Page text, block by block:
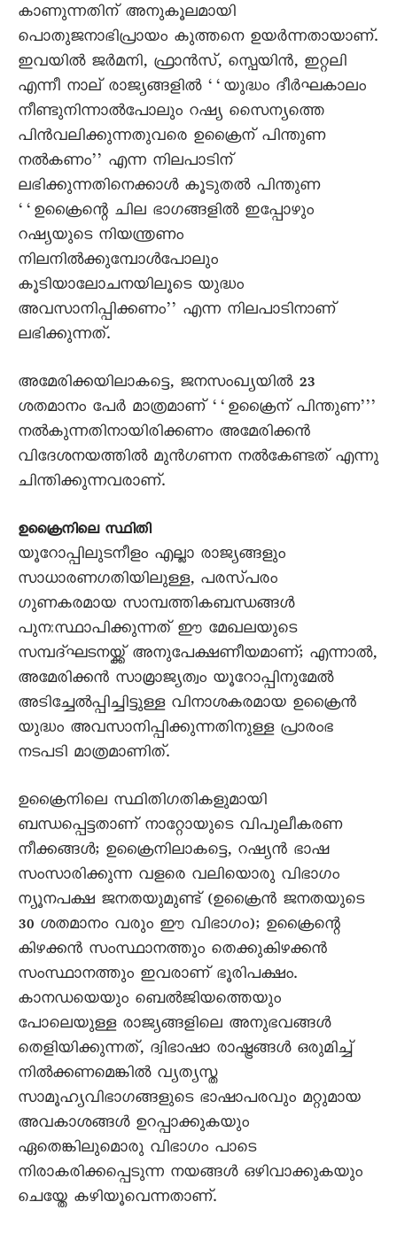
കാണുന്നതിന് അനുകൂലമായി
പൊതുജനാഭിപ്രായം കുത്തനെ ഉയർന്നതായാണ്.
ഇവയിൽ ജർമനി, ഫ്രാൻസ്, സ്പെയിൻ, ഇറ്റലി
എന്നീ നാല് രാജ്യങ്ങളിൽ ‘‘യുദ്ധം ദീർഘകാലം
നീണ്ടുനിന്നാൽപോലും റഷ്യ സെെന്യത്തെ
പിൻവലിക്കുന്നതുവരെ ഉക്രൈന് പിന്തുണ
നൽകണം’’ എന്ന നിലപാടിന്
ലഭിക്കുന്നതിനെക്കാൾ കൂടുതൽ പിന്തുണ
‘‘ഉക്രൈന്റെ ചില ഭാഗങ്ങളിൽ ഇപ്പോഴും
റഷ്യയുടെ നിയന്ത്രണം
നിലനിൽക്കുമ്പോൾപോലും
കൂടിയാലോചനയിലൂടെ യുദ്ധം
അവസാനിപ്പിക്കണം’’ എന്ന നിലപാടിനാണ്
ലഭിക്കുന്നത്.
അമേരിക്കയിലാകട്ടെ, ജനസംഖ്യയിൽ 23
ശതമാനം പേർ മാത്രമാണ് ‘‘ഉക്രൈന് പിന്തുണ’’’
നൽകുന്നതിനായിരിക്കണം അമേരിക്കൻ
വിദേശനയത്തിൽ മുൻഗണന നൽകേണ്ടത് എന്നു
ചിന്തിക്കുന്നവരാണ്.
ഉക്രൈനിലെ സ്ഥിതി
യൂറോപ്പിലുടനീളം എല്ലാ രാജ്യങ്ങളും
സാധാരണഗതിയിലുള്ള, പരസ‍്പരം
ഗുണകരമായ സാമ്പത്തികബന്ധങ്ങൾ
പുനഃസ്ഥാപിക്കുന്നത് ഈ മേഖലയുടെ
സമ്പദ്ഘടനയ്ക്ക് അനുപേക്ഷണീയമാണ്; എന്നാൽ,
അമേരിക്കൻ സാമ്രാജ്യത്വം യൂറോപ്പിനുമേൽ
അടിച്ചേൽപ്പിച്ചിട്ടുള്ള വിനാശകരമായ ഉക്രൈൻ
യുദ്ധം അവസാനിപ്പിക്കുന്നതിനുള്ള പ്രാരംഭ
നടപടി മാത്രമാണിത്.
ഉക്രൈനിലെ സ്ഥിതിഗതികളുമായി
ബന്ധപ്പെട്ടതാണ് നാറ്റോയുടെ വിപുലീകരണ
നീക്കങ്ങൾ; ഉക്രൈനിലാകട്ടെ, റഷ്യൻ ഭാഷ
സംസാരിക്കുന്ന വളരെ വലിയൊരു വിഭാഗം
ന്യൂനപക്ഷ ജനതയുമുണ്ട് (ഉക്രൈൻ ജനതയുടെ
30 ശതമാനം വരും ഈ വിഭാഗം); ഉക്രൈന്റെ
കിഴക്കൻ സംസ്ഥാനത്തും തെക്കുകിഴക്കൻ
സംസ്ഥാനത്തും ഇവരാണ് ഭൂരിപക്ഷം.
കാനഡയെയും ബെൽജിയത്തെയും
പോലെയുള്ള രാജ്യങ്ങളിലെ അനുഭവങ്ങൾ
തെളിയിക്കുന്നത്, ദ്വിഭാഷാ രാഷ്ട്രങ്ങൾ ഒരുമിച്ച്
നിൽക്കണമെങ്കിൽ വ്യത്യസ്ത
സാമൂഹ്യവിഭാഗങ്ങളുടെ ഭാഷാപരവും മറ്റുമായ
അവകാശങ്ങൾ ഉറപ്പാക്കുകയും
ഏതെങ്കിലുമൊരു വിഭാഗം പാടെ
നിരാകരിക്കപ്പെടുന്ന നയങ്ങൾ ഒഴിവാക്കുകയും
ചെയ്തേ കഴിയൂവെന്നതാണ്.